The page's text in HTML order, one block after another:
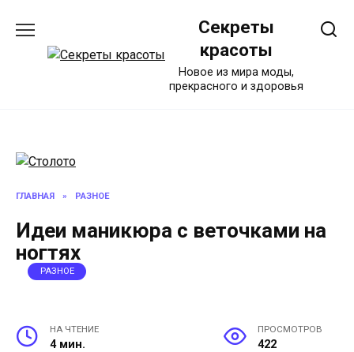
содержанию
Секреты
красоты
Новое из мира моды,
прекрасного и здоровья
ГЛАВНАЯ » РАЗНОЕ
Идеи маникюра с веточками на
ногтях
РАЗНОЕ
НА ЧТЕНИЕ
4 мин.
ПРОСМОТРОВ
422